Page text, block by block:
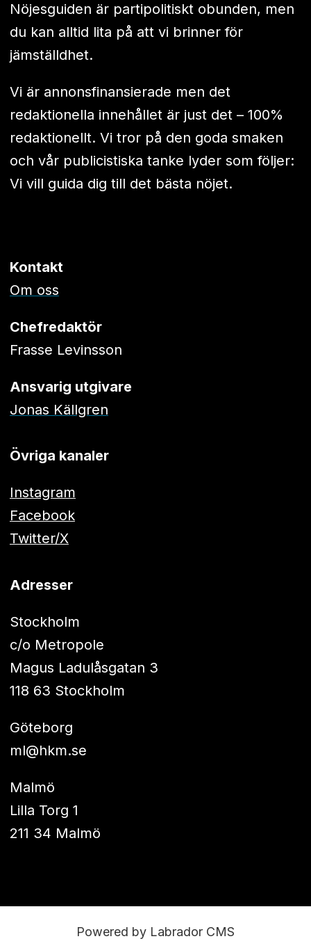
Nöjesguiden är partipolitiskt obunden, men
du kan alltid lita på att vi brinner för
jämställdhet.
Vi är annonsfinansierade men det
redaktionella innehållet är just det – 100%
redaktionellt. Vi tror på den goda smaken
och vår publicistiska tanke lyder som följer:
Vi vill guida dig till det bästa nöjet.
Kontakt
Om oss
Chefredaktör
Frasse Levinsson
Ansvarig utgivare
Jonas Källgren
Övriga kanaler
Instagram
Facebook
Twitter/X
Adresser
Stockholm
c/o Metropole
Magus Ladulåsgatan 3
118 63 Stockholm
Göteborg
ml@hkm.se
Malmö
Lilla Torg 1
211 34 Malmö
Powered by Labrador CMS